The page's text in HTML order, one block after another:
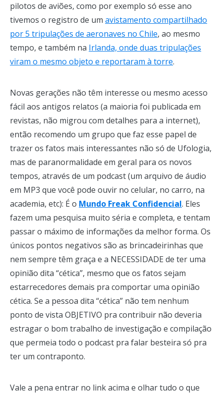
pilotos de aviões, como por exemplo só esse ano
tivemos o registro de um avistamento compartilhado
por 5 tripulações de aeronaves no Chile, ao mesmo
tempo, e também na Irlanda, onde duas tripulações
viram o mesmo objeto e reportaram à torre.
Novas gerações não têm interesse ou mesmo acesso
fácil aos antigos relatos (a maioria foi publicada em
revistas, não migrou com detalhes para a internet),
então recomendo um grupo que faz esse papel de
trazer os fatos mais interessantes não só de Ufologia,
mas de paranormalidade em geral para os novos
tempos, através de um podcast (um arquivo de áudio
em MP3 que você pode ouvir no celular, no carro, na
academia, etc): É o Mundo Freak Confidencial. Eles
fazem uma pesquisa muito séria e completa, e tentam
passar o máximo de informações da melhor forma. Os
únicos pontos negativos são as brincadeirinhas que
nem sempre têm graça e a NECESSIDADE de ter uma
opinião dita “cética”, mesmo que os fatos sejam
estarrecedores demais pra comportar uma opinião
cética. Se a pessoa dita “cética” não tem nenhum
ponto de vista OBJETIVO pra contribuir não deveria
estragar o bom trabalho de investigação e compilação
que permeia todo o podcast pra falar besteira só pra
ter um contraponto.
Vale a pena entrar no link acima e olhar tudo o que